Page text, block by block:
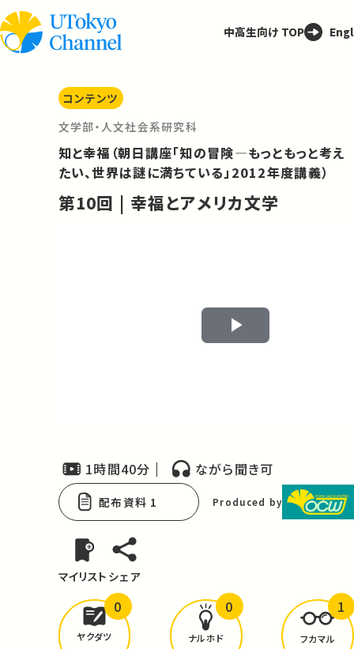
中高生向け TOP
コンテンツ
文学部・人文社会系研究科
知と幸福（朝日講座「知の冒険—もっともっと考え
たい、世界は謎に満ちている」2012年度講義）
第10回 | 幸福とアメリカ文学
Play
1時間40分 ながら聞き可
配布資料 1 Produced by
マイリスト シェア
どんな学びがありましたか？
ヤクダツ
0
ナルホド
0
フカマル
1